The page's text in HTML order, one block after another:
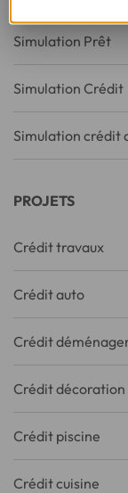
Simulation Prêt
Simulation Crédit
Simulation crédit
PROJETS
Crédit travaux
Crédit auto
Crédit
Crédit décoration
Crédit piscine
Crédit cuisine